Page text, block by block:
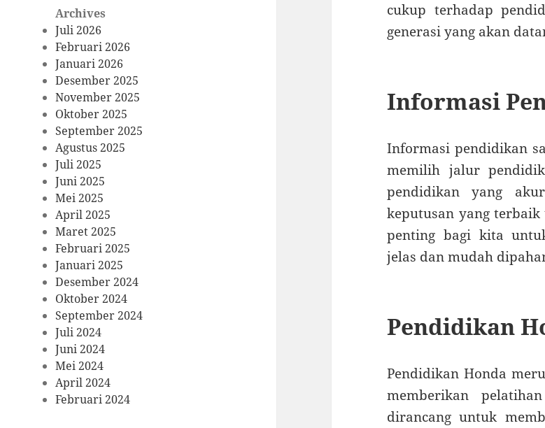
Archives
Juli 2026
Februari 2026
Januari 2026
Desember 2025
November 2025
Oktober 2025
September 2025
Agustus 2025
Juli 2025
Juni 2025
Mei 2025
April 2025
Maret 2025
Februari 2025
Januari 2025
Desember 2024
Oktober 2024
September 2024
Juli 2024
Juni 2024
Mei 2024
April 2024
Februari 2024
cukup terhadap
generasi yang akan
Informasi
Informasi pendidikan
memilih jalur
pendidikan yang
keputusan yang
penting bagi kita
jelas dan mudah
Pendidikan
Pendidikan Honda
memberikan
dirancang untuk